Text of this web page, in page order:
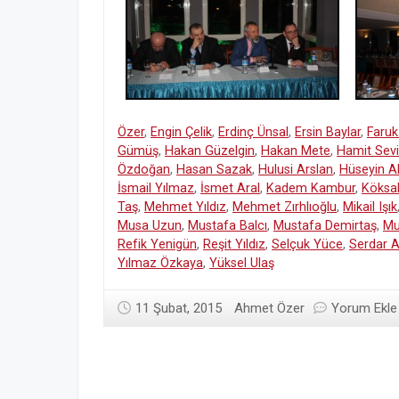
Özer, Engin Çelik, Erdinç Ünsal, Ersin Baylar,
Gümüş, Hakan Güzelgin, Hakan Mete, Hamit
Özdoğan, Hasan Sazak, Hulusi Arslan, Hüseyin
İsmail Yılmaz, İsmet Aral, Kadem Kambur,
Taş, Mehmet Yıldız, Mehmet Zırhlıoğlu, Mikail Işık,
Musa Uzun, Mustafa Balcı, Mustafa Demirtaş,
Refik Yenigün, Reşit Yıldız, Selçuk Yüce, Serdar
Yılmaz Özkaya, Yüksel Ulaş
11 Şubat, 2015 Ahmet Özer Yorum Ekle